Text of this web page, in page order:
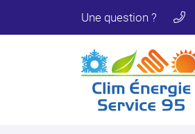
Une question ?
64 Boulevard Clemenceau
95240 CORMEILLES EN PARISIS
07 86 88 01 29